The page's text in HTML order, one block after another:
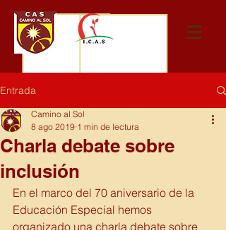
Entrada
Charla debate sobre
inclusión
Camino al Sol
8 ago 2019 1 min de lectura
En el marco del 70 aniversario de la
Educación Especial hemos
organizado una charla debate sobre